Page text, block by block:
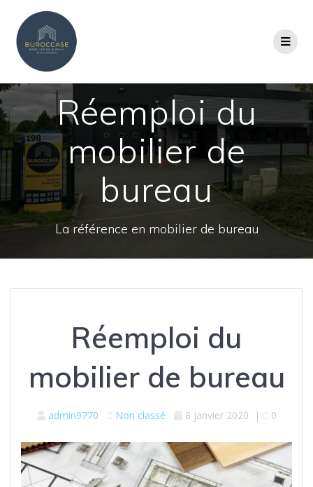
Réemploi du
mobilier de
bureau
La référence en mobilier de bureau
Réemploi du
mobilier de bureau
admin9770 Non classé 8 janvier 2020 | 0